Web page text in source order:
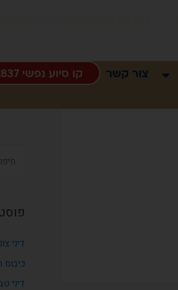
קו סיוע נפשי 2837* צור קשר
דיני
דיני